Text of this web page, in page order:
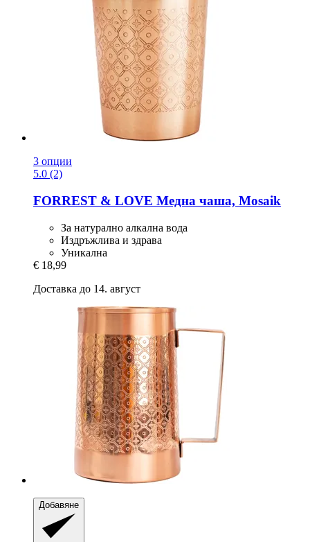
3 опции
5.0 (2)
FORREST & LOVE Медна чаша, Mosaik
За натурално алкална вода
Издръжлива и здрава
Уникална
€ 18,99
Доставка до 14. август
Добавяне